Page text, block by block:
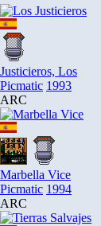
Justicieros, Los
Picmatic 1993
ARC
Marbella Vice
Picmatic 1994
ARC